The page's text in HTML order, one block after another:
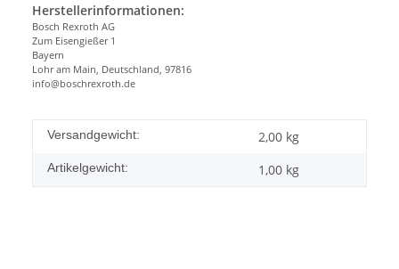
Herstellerinformationen:
Bosch Rexroth AG
Zum Eisengießer 1
Bayern
Lohr am Main, Deutschland, 97816
info@boschrexroth.de
Versandgewicht: 2,00 kg
Artikelgewicht: 1,00 kg